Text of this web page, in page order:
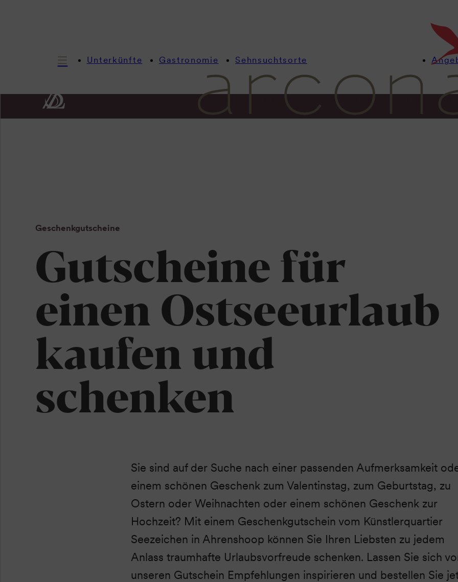
Unterkünfte Gastronomie Sehnsuchtsorte
Verschenken.
Geschenkgutscheine
Gutscheine für
einen Ostseeurlaub
kaufen und
schenken
Sie sind auf der Suche nach einer passenden Aufmerksamkeit
einem schönen Geschenk zum Valentinstag, zum Geburtstag, zu
Ostern oder Weihnachten oder einem schönen Geschenk zur
Hochzeit? Mit einem Geschenkgutschein vom Künstlerquartier
Seezeichen in Ahrenshoop können Sie Ihren Liebsten zu jedem
Anlass traumhafte Urlaubsvorfreude schenken. Lassen Sie sich
unseren Gutschein Empfehlungen inspirieren und bestellen Sie